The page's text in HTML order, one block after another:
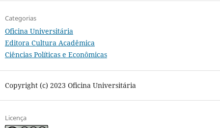
Categorias
Oficina Universitária
Editora Cultura Acadêmica
Ciências Políticas e Econômicas
Copyright (c) 2023 Oficina Universitária
Licença